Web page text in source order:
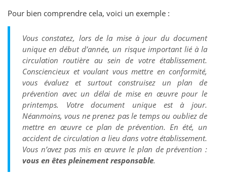
Pour bien comprendre cela, voici un exemple :
Vous constatez, lors de la mise à jour du document
unique en début d’année, un risque important lié à la
circulation routière au sein de votre établissement.
Consciencieux et voulant vous mettre en conformité,
vous évaluez et surtout construisez un plan de
prévention avec un délai de mise en œuvre pour le
printemps. Votre document unique est à jour.
Néanmoins, vous ne prenez pas le temps ou oubliez de
mettre en œuvre ce plan de prévention. En été, un
accident de circulation a lieu dans votre établissement.
Vous n’avez pas mis en œuvre le plan de prévention :
vous en êtes pleinement responsable.